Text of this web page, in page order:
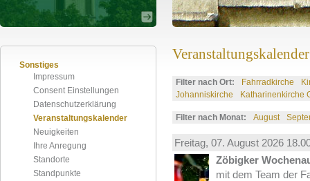
Sonstiges
Impressum
Consent Einstellungen
Datenschutzerklärung
Veranstaltungskalender
Neuigkeiten
Ihre Anregung
Standorte
Standpunkte
Veranstaltungskalender
Filter nach Ort: Fahrradkirche
Johanniskirche
Katharinenkirche
Filter nach Monat: August
Freitag, 07. August 2026
Zöbigker
mit dem Team der